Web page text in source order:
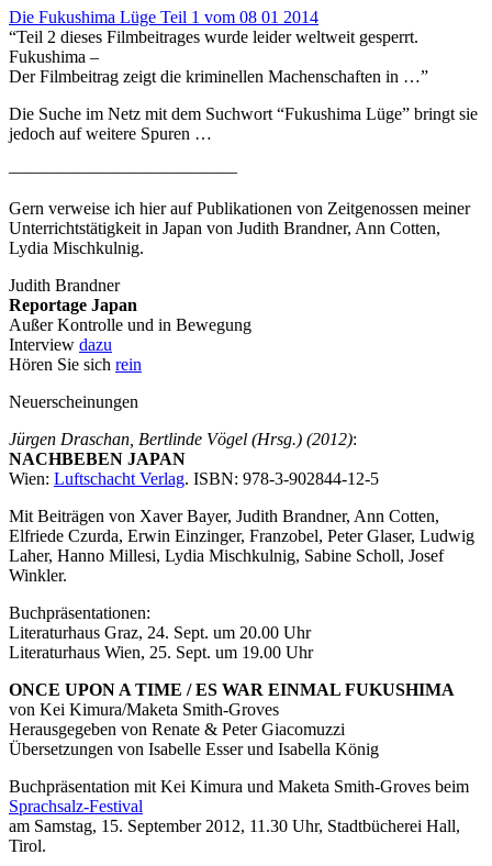
Die Fukushima Lüge Teil 1 vom 08 01 2014
“Teil 2 dieses Filmbeitrages wurde leider weltweit gesperrt.
Fukushima –
Der Filmbeitrag zeigt die kriminellen Machenschaften in …”
Die Suche im Netz mit dem Suchwort “Fukushima Lüge” bringt sie
jedoch auf weitere Spuren …
—————————————
Gern verweise ich hier auf Publikationen von Zeitgenossen meiner
Unterrichtstätigkeit in Japan von Judith Brandner, Ann Cotten,
Lydia Mischkulnig.
Judith Brandner
Reportage Japan
Außer Kontrolle und in Bewegung
Interview dazu
Hören Sie sich rein
Neuerscheinungen
Jürgen Draschan, Bertlinde Vögel (Hrsg.) (2012):
NACHBEBEN JAPAN
Wien: Luftschacht Verlag. ISBN: 978-3-902844-12-5
Mit Beiträgen von Xaver Bayer, Judith Brandner, Ann Cotten,
Elfriede Czurda, Erwin Einzinger, Franzobel, Peter Glaser, Ludwig
Laher, Hanno Millesi, Lydia Mischkulnig, Sabine Scholl, Josef
Winkler.
Buchpräsentationen:
Literaturhaus Graz, 24. Sept. um 20.00 Uhr
Literaturhaus Wien, 25. Sept. um 19.00 Uhr
ONCE UPON A TIME / ES WAR EINMAL FUKUSHIMA
von Kei Kimura/Maketa Smith-Groves
Herausgegeben von Renate & Peter Giacomuzzi
Übersetzungen von Isabelle Esser und Isabella König
Buchpräsentation mit Kei Kimura und Maketa Smith-Groves beim
Sprachsalz-Festival
am Samstag, 15. September 2012, 11.30 Uhr, Stadtbücherei Hall,
Tirol.